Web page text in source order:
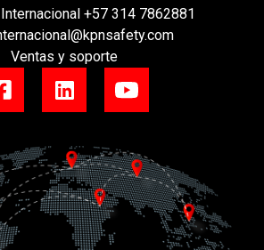
+57 314 7862881
Ventas y soporte